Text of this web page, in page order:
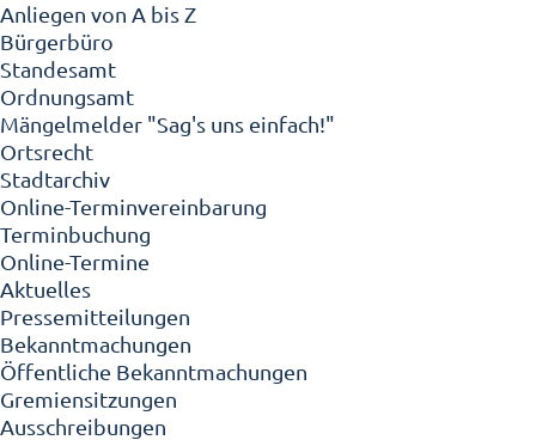
Anliegen von A bis Z
Bürgerbüro
Standesamt
Ordnungsamt
Mängelmelder "Sag's uns einfach!"
Ortsrecht
Stadtarchiv
Online-Terminvereinbarung
Terminbuchung
Online-Termine
Aktuelles
Pressemitteilungen
Bekanntmachungen
Öffentliche Bekanntmachungen
Gremiensitzungen
Ausschreibungen